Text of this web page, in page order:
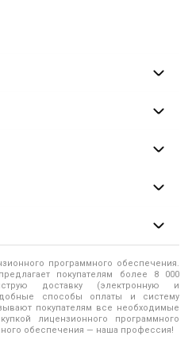
Cookie
лицам
обеспечения
программного обеспечения.
покупателям более 8 000
доставку (электронную и
способы оплаты и систему
покупателям все необходимые
лицензионного программного
обеспечения — наша профессия!